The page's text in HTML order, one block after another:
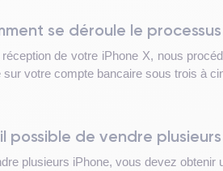
se déroule le
de votre iPhone X, nous
sur votre compte bancaire sous trois à
possible de vendre
plusieurs iPhone, vous devez